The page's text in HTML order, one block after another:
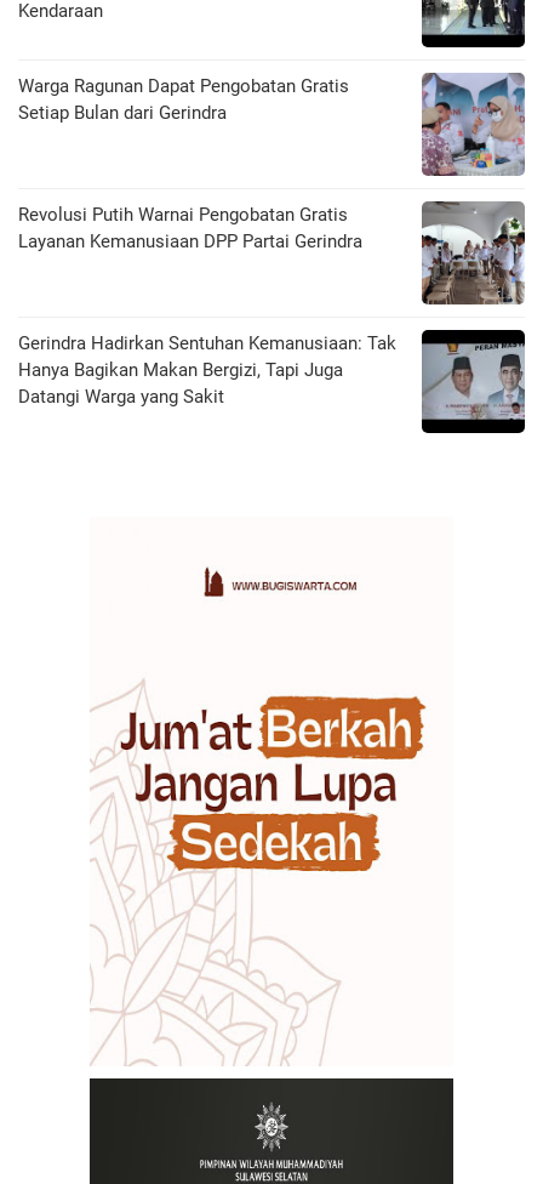
Kendaraan
Warga Ragunan Dapat Pengobatan Gratis
Setiap Bulan dari Gerindra
Revolusi Putih Warnai Pengobatan Gratis
Layanan Kemanusiaan DPP Partai Gerindra
Gerindra Hadirkan Sentuhan Kemanusiaan: Tak
Hanya Bagikan Makan Bergizi, Tapi Juga
Datangi Warga yang Sakit